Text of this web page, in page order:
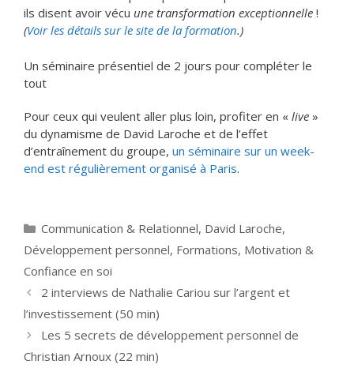
ils disent avoir vécu une transformation exceptionnelle !
(Voir les détails sur le site de la formation.)
Un séminaire présentiel de 2 jours pour compléter le
tout
Pour ceux qui veulent aller plus loin, profiter en « live »
du dynamisme de David Laroche et de l’effet
d’entraînement du groupe, un séminaire sur un week-
end est régulièrement organisé à Paris.
Catégories
Communication & Relationnel, David Laroche,
Développement personnel, Formations, Motivation &
Confiance en soi
2 interviews de Nathalie Cariou sur l’argent et
l’investissement (50 min)
Les 5 secrets de développement personnel de
Christian Arnoux (22 min)